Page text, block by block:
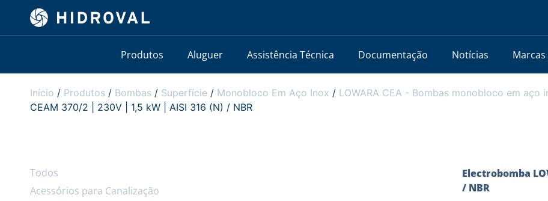
Produtos Aluguer Assistência Técnica Documentação Notícias Marcas
Início / Produtos / Bombas / Superfície / Monobloco Em Aço Inox / LOWARA CEA - Bombas monobloco em aço
CEAM 370/2 | 230V | 1,5 kW | AISI 316 (N) / NBR
Todos
Acessórios para Canalização
Electrobomba
/ NBR